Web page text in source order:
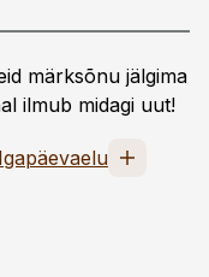
märksõnu jälgima
ilmub midagi uut!
Igapäevaelu